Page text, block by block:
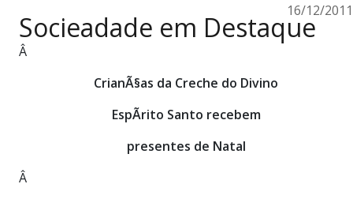
PUBLICAÇÕES LEGAIS
16/12/2011
Socieadade em Destaque
Â
CrianÃ§as da Creche do Divino
EspÃ­rito Santo recebem
presentes de Natal
Â